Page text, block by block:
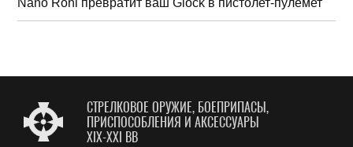
Nano Roni превратит ваш Glock в пистолет-пулемет
СТРЕЛКОВОЕ ОРУЖИЕ, БОЕПРИПАСЫ,
ПРИСПОСОБЛЕНИЯ И АКСЕССУАРЫ
XIX-XXI ВВ